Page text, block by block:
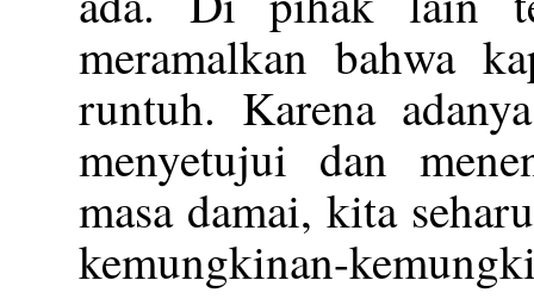
meramalkan bahwa
runtuh. Karena
menyetujui dan
masa damai, kita
kemungkinan-